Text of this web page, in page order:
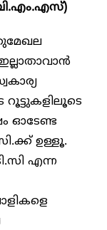
ഓടേണ്ട
ഉള്ളൂ.
എന്ന